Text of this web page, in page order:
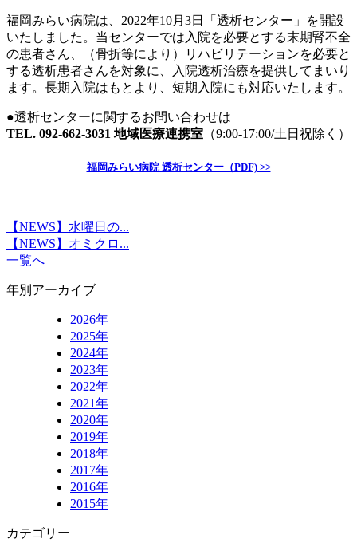
福岡みらい病院は、2022年10月3日「透析センター」を開設
いたしました。当センターでは入院を必要とする末期腎不全
の患者さん、（骨折等により）リハビリテーションを必要と
する透析患者さんを対象に、入院透析治療を提供してまいり
ます。長期入院はもとより、短期入院にも対応いたします。
●透析センターに関するお問い合わせは
TEL. 092-662-3031 地域医療連携室 （9:00-17:00/土日祝除く）
福岡みらい病院 透析センター（PDF) >>
【NEWS】水曜日の...
【NEWS】オミクロ...
一覧へ
年別アーカイブ
2026年
2025年
2024年
2023年
2022年
2021年
2020年
2019年
2018年
2017年
2016年
2015年
カテゴリー